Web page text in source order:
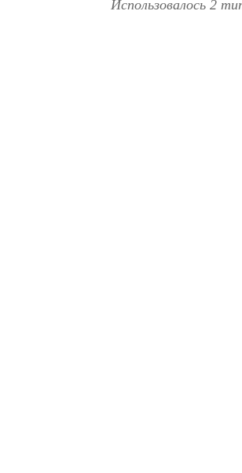
Использовалось 2